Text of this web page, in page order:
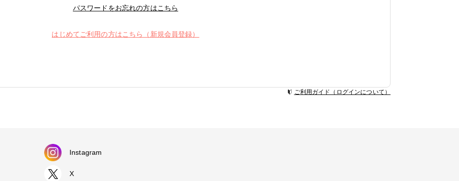
パスワードをお忘れの方はこちら
はじめてご利用の方はこちら（新規会員登録）
ご利用ガイド（ログインについて）
Instagram
X